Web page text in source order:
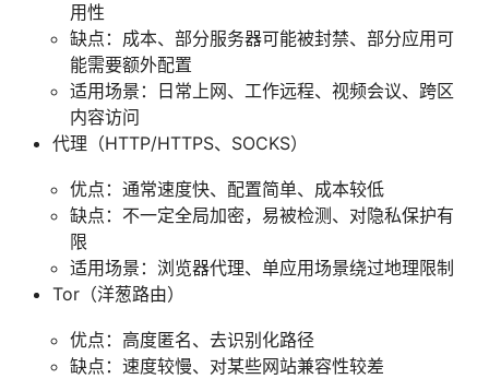
用性
缺点：成本、部分服务器可能被封禁、部分应用可
能需要额外配置
适用场景：日常上网、工作远程、视频会议、跨区
内容访问
代理（HTTP/HTTPS、SOCKS）
优点：通常速度快、配置简单、成本较低
缺点：不一定全局加密，易被检测、对隐私保护有
限
适用场景：浏览器代理、单应用场景绕过地理限制
Tor（洋葱路由）
优点：高度匿名、去识别化路径
缺点：速度较慢、对某些网站兼容性较差